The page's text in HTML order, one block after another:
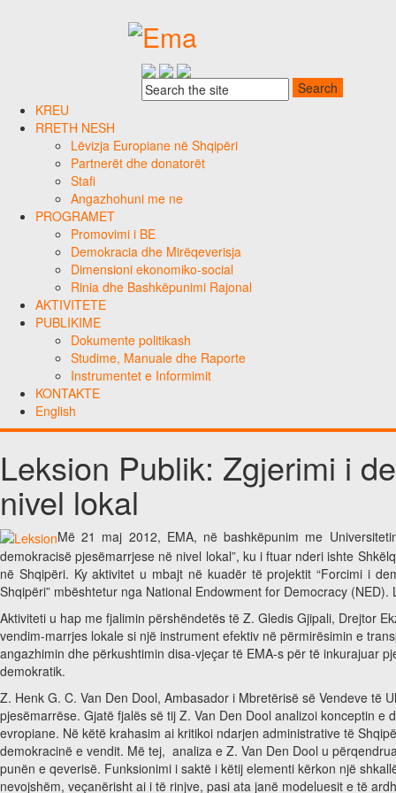
KREU
RRETH NESH
Lëvizja Europiane në Shqipëri
Partnerët dhe donatorët
Stafi
Angazhohuni me ne
PROGRAMET
Promovimi i BE
Demokracia dhe Mirëqeverisja
Dimensioni ekonomiko-social
Rinia dhe Bashkëpunimi Rajonal
AKTIVITETE
PUBLIKIME
Dokumente politikash
Studime, Manuale dhe Raporte
Instrumentet e Informimit
KONTAKTE
English
Leksion Publik: Zgjerimi i
nivel lokal
Më 21 maj 2012, EMA, në bashkëpunim me
demokracisë pjesëmarrjese në nivel lokal”, ku i ftuar nderi ishte
në Shqipëri. Ky aktivitet u mbajt në kuadër të projektit “Forcimi i
Shqipëri” mbështetur nga National Endowment for Democracy
Aktiviteti u hap me fjalimin përshëndetës të Z. Gledis Gjipali, Drejtor
vendim-marrjes lokale si një instrument efektiv në përmirësimin e
angazhimin dhe përkushtimin disa-vjeçar të EMA-s për të inkurajuar
demokratik.
Z. Henk G. C. Van Den Dool, Ambasador i Mbretërisë së Vendeve të
pjesëmarrëse. Gjatë fjalës së tij Z. Van Den Dool analizoi konceptin
evropiane. Në këtë krahasim ai kritikoi ndarjen administrative të
demokracinë e vendit. Më tej, analiza e Z. Van Den Dool u
punën e qeverisë. Funksionimi i saktë i këtij elementi kërkon një
nevojshëm, veçanërisht ai i të rinjve, pasi ata janë modeluesit e të